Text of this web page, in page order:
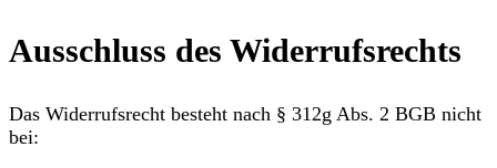
Ausschluss des Widerrufsrechts
Das Widerrufsrecht besteht nach § 312g Abs. 2 BGB nicht
bei: